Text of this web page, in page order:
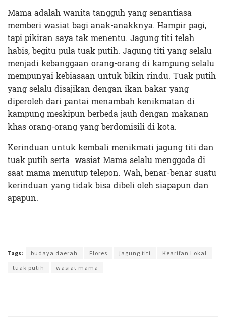
Mama adalah wanita tangguh yang senantiasa
memberi wasiat bagi anak-anakknya. Hampir pagi,
tapi pikiran saya tak menentu. Jagung titi telah
habis, begitu pula tuak putih. Jagung titi yang selalu
menjadi kebanggaan orang-orang di kampung selalu
mempunyai kebiasaan untuk bikin rindu. Tuak putih
yang selalu disajikan dengan ikan bakar yang
diperoleh dari pantai menambah kenikmatan di
kampung meskipun berbeda jauh dengan makanan
khas orang-orang yang berdomisili di kota.
Kerinduan untuk kembali menikmati jagung titi dan
tuak putih serta wasiat Mama selalu menggoda di
saat mama menutup telepon. Wah, benar-benar suatu
kerinduan yang tidak bisa dibeli oleh siapapun dan
apapun.
Tags: budaya daerah Flores jagung titi
Kearifan Lokal
tuak putih
wasiat mama